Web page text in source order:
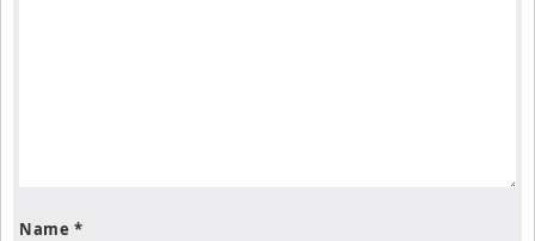
Name *